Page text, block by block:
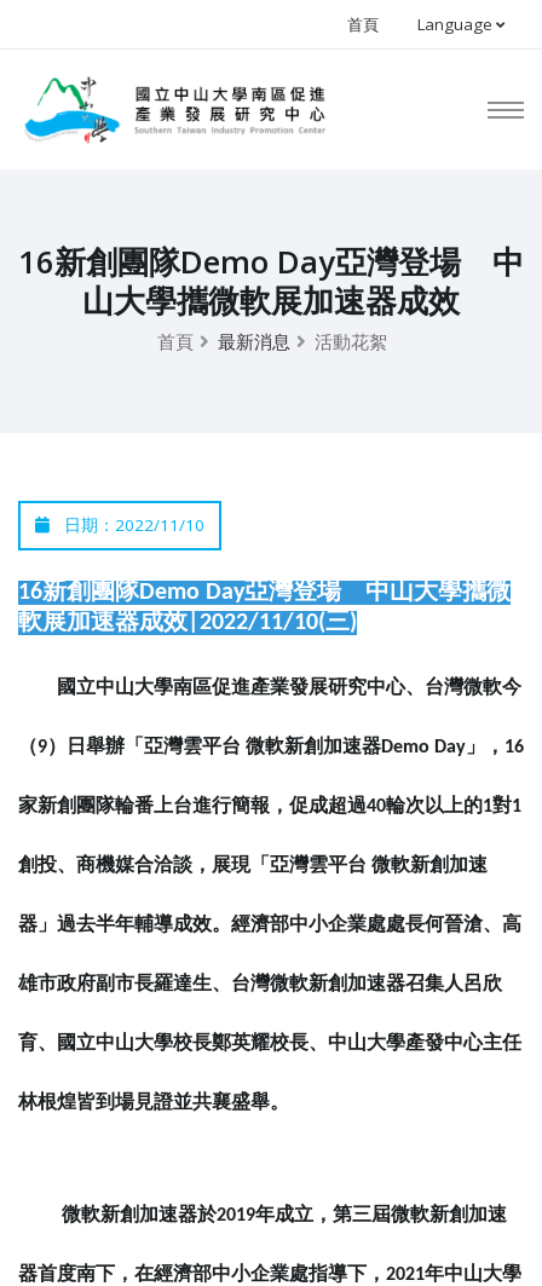
首頁 Language
16新創團隊Demo Day亞灣登場 中
山大學攜微軟展加速器成效
首頁 最新消息 活動花絮
日期：2022/11/10
16新創團隊Demo Day亞灣登場 中山大學攜微
軟展加速器成效|2022/11/10(三)
國立中山大學南區促進產業發展研究中心、台灣微軟今
（9）日舉辦「亞灣雲平台 微軟新創加速器Demo Day 」， 16
家新創團隊輪番上台進行簡報，促成超過40輪次以上的1對1
創投、商機媒合洽談，展現「亞灣雲平台 微軟新創加速
器」過去半年輔導成效。經濟部中小企業處處長何晉滄、高
雄市政府副市長羅達生、台灣微軟新創加速器召集人呂欣
育、國立中山大學校長鄭英耀校長、中山大學產發中心主任
林根煌皆到場見證並共襄盛舉。
微軟新創加速器於2019年成立，第三屆微軟新創加速
器首度南下，在經濟部中小企業處指導下， 2021年中山大學